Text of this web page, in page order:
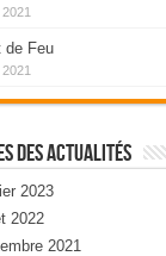
de Feu
Des Actualités
2023
2022
2021